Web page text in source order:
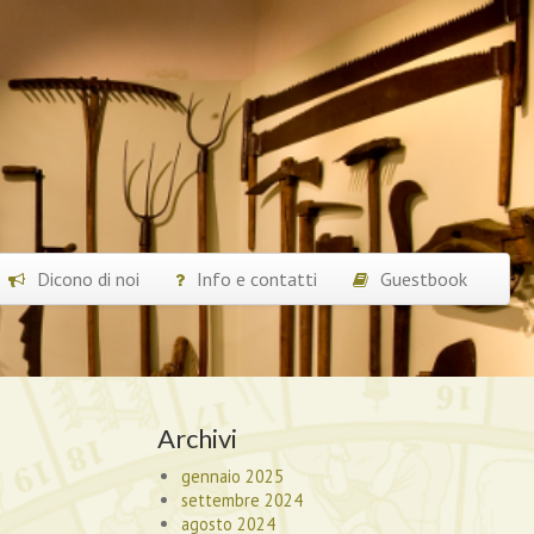
Dicono di noi Info e contatti Guestbook
Archivi
gennaio 2025
settembre 2024
agosto 2024